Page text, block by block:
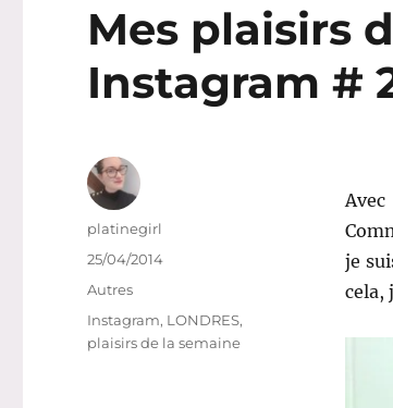
Mes plaisirs
Instagram #
je
cela,
Auteur
platinegirl
Publié
25/04/2014
Catégories
Autres
Étiquettes
Instagram, LONDRES,
plaisirs de la semaine